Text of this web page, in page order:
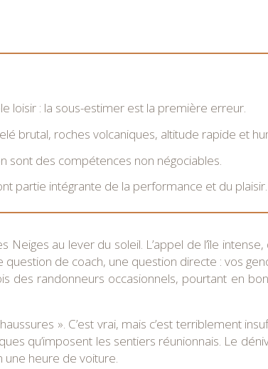
loisir : la sous-estimer est la première erreur.
brutal, roches volcaniques, altitude rapide et
sont des compétences non négociables.
partie intégrante de la performance et du plaisir.
au lever du soleil. L’appel de l’île
de coach, une question directe : vos
des randonneurs occasionnels, pourtant en
». C’est vrai, mais c’est terriblement
qu’imposent les sentiers réunionnais. Le
une heure de voiture.